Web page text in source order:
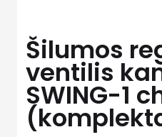
Šilumos
ventilis
SWING-1